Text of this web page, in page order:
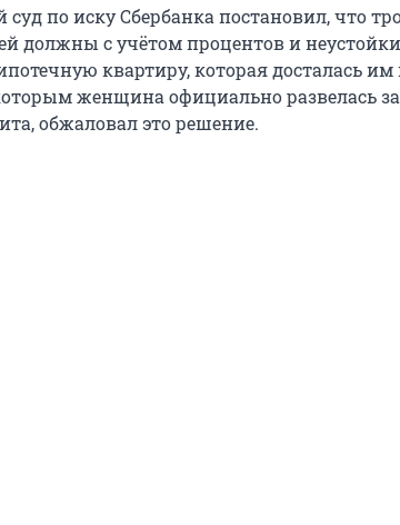
по иску Сбербанка постановил, что
должны с учётом процентов и неустойки
квартиру, которая досталась им
женщина официально развелась
обжаловал это решение.